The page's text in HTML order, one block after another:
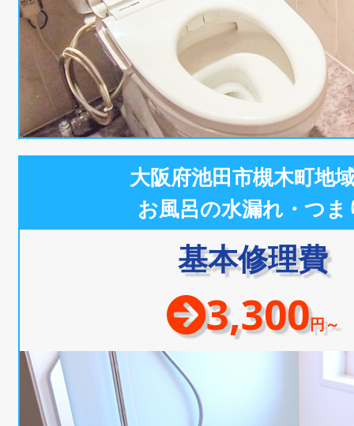
大阪府池田市槻木町地
お風呂の水漏れ・つま
基本修理費
3,300円～